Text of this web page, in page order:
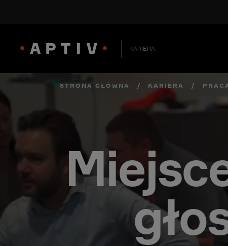
KARIERA
STRONA GŁÓWNA / KARIERA /